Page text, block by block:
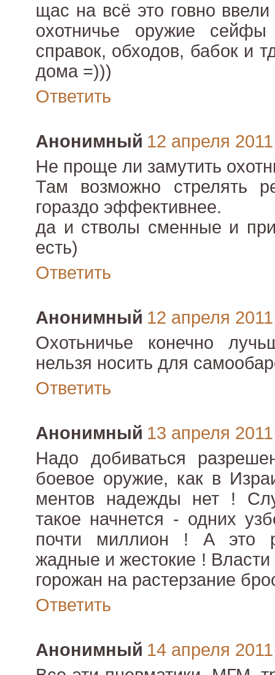
щас на всё это говно
охотничье оружие
справок, обходов, бабок и
дома =)))
Ответить
Анонимный 12 апреля 2011
Не проще ли замутить
Там возможно стрелять
гораздо эффективнее.
да и стволы сменные и
есть)
Ответить
Анонимный 12 апреля 2011
Охотьничье конечно
нельзя носить для
Ответить
Анонимный 13 апреля 2011
Надо добиваться
боевое оружие, как в
ментов надежды нет !
такое начнется - одних
почти миллион ! А это
жадные и жестокие ! Власти
горожан на растерзание
Ответить
Анонимный 14 апреля 2011